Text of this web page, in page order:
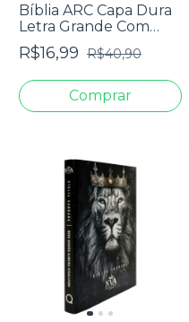
Bíblia ARC Capa Dura
Letra Grande Com
Harpa - Textos
Coloridos - Leão Rei
R$16,99 R$40,90